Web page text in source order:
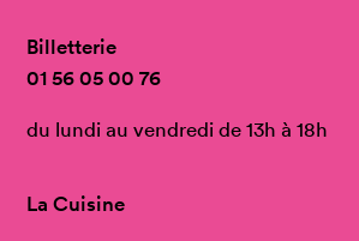
Billetterie
01 56 05 00 76
du lundi au vendredi de 13h à 18h
La Cuisine